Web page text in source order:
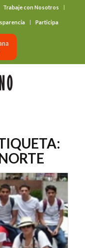
Trabaje con Nosotros
Participa